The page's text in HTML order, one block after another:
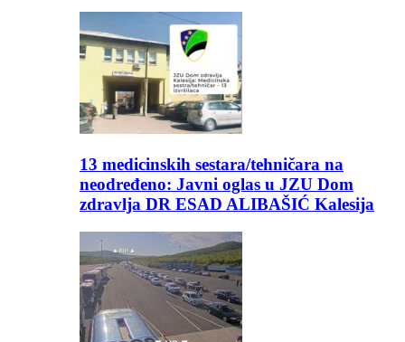
13 medicinskih sestara/tehničara na
neodređeno: Javni oglas u JZU Dom
zdravlja DR ESAD ALIBAŠIĆ Kalesija